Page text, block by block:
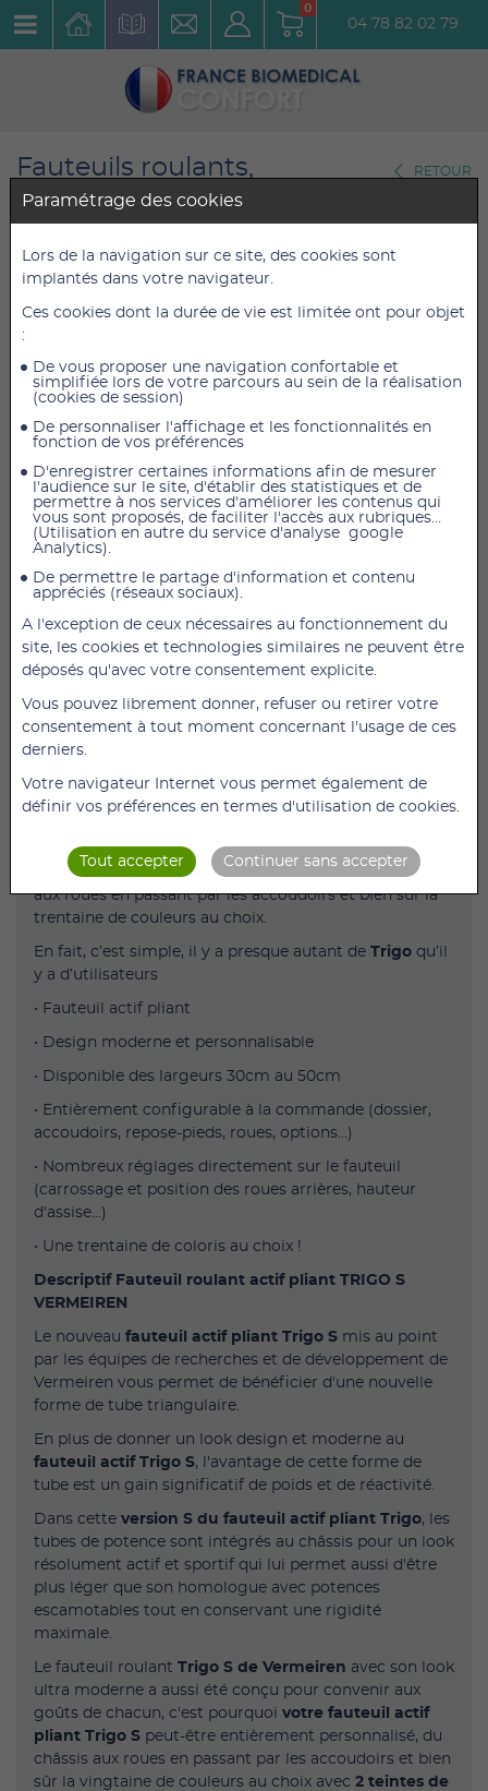
0
04 78 82 02 79
Fauteuils roulants,
Scooters,Tricycles
Fauteuils roulants légers actifs
RETOUR
Fauteuil Actif Pliant Trigo S
avec dossier réglable en
Réf. : FAPTS50DR
1 916,94 €TTC 1 916,94 €
Fauteuil Actif Pliant Trigo S avec dossier réglable en
inclinaison et assise 50cm
Le Trigo Sest un fauteuil actif pliant dont les potences
sont intégrées au châssis.
Son design est résolument actif et sportif.
Cette configuration lui permet aussi d’être encore plus
Nous avons conçu le Trigopour être un fauteuil au
goûts de chacun. C’est pourquoi votreTrigopeut être
entièrement personnalisé à la commande, du châssis
aux roues en passant par les accoudoirs et bien sûr la
trentaine de couleurs au choix.
En fait, c’est simple, il y a presque autant de Trigo qu’il
y a d’utilisateurs
• Fauteuil actif pliant
• Design moderne et personnalisable
• Disponible des largeurs 30cm au 50cm
• Entièrement configurable à la commande (dossier,
accoudoirs, repose-pieds, roues, options...)
• Nombreux réglages directement sur le fauteuil
(carrossage et position des roues arrières, hauteur
d'assise...)
• Une trentaine de coloris au choix !
Descriptif Fauteuil roulant actif pliant TRIGO S
VERMEIREN
Le nouveau fauteuil actif pliant Trigo S mis au point
par les équipes de recherches et de développement de
Vermeiren vous permet de bénéficier d'une nouvelle
forme de tube triangulaire.
En plus de donner un look design et moderne au
fauteuil actif Trigo S, l'avantage de cette forme de
tube est un gain significatif de poids et de réactivité.
Dans cette version S du fauteuil actif pliant Trigo, les
tubes de potence sont intégrés au châssis pour un look
résolument actif et sportif qui lui permet aussi d'être
plus léger que son homologue avec potences
escamotables tout en conservant une rigidité
maximale.
Le fauteuil roulant Trigo S de Vermeiren avec son look
ultra moderne a aussi été conçu pour convenir aux
goûts de chacun, c'est pourquoi votre fauteuil actif
pliant Trigo S peut-être entièrement personnalisé, du
châssis aux roues en passant par les accoudoirs et bien
sûr la vingtaine de couleurs au choix avec 2 teintes de
Paramétrage des cookies
Lors de la navigation sur ce site, des cookies sont
implantés dans votre navigateur.
Ces cookies dont la durée de vie est limitée ont pour objet
:
De vous proposer une navigation confortable et
simplifiée lors de votre parcours au sein de la réalisation
(cookies de session)
De personnaliser l'affichage et les fonctionnalités en
fonction de vos préférences
D'enregistrer certaines informations afin de mesurer
l'audience sur le site, d'établir des statistiques et de
permettre à nos services d'améliorer les contenus qui
vous sont proposés, de faciliter l'accès aux rubriques...
(Utilisation en autre du service d'analyse google
Analytics).
De permettre le partage d'information et contenu
appréciés (réseaux sociaux).
A l'exception de ceux nécessaires au fonctionnement du
site, les cookies et technologies similaires ne peuvent être
déposés qu'avec votre consentement explicite.
Vous pouvez librement donner, refuser ou retirer votre
consentement à tout moment concernant l'usage de ces
derniers.
Votre navigateur Internet vous permet également de
définir vos préférences en termes d'utilisation de cookies.
Tout accepter Continuer sans accepter